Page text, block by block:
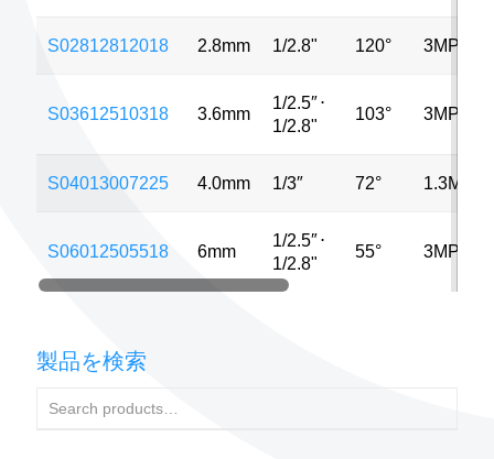
S02812812018 2.8mm 1/2.8" 120° 3MP
S03612510318 3.6mm
1/2.5″⋅
1/2.8"
103° 3MP
S04013007225 4.0mm 1/3″ 72° 1.3MP
S06012505518 6mm
1/2.5″⋅
1/2.8"
55° 3MP
製品を検索